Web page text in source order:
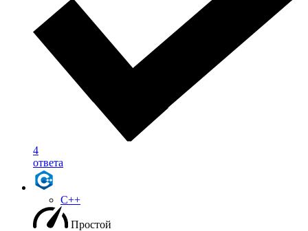
4
ответа
C++
Простой